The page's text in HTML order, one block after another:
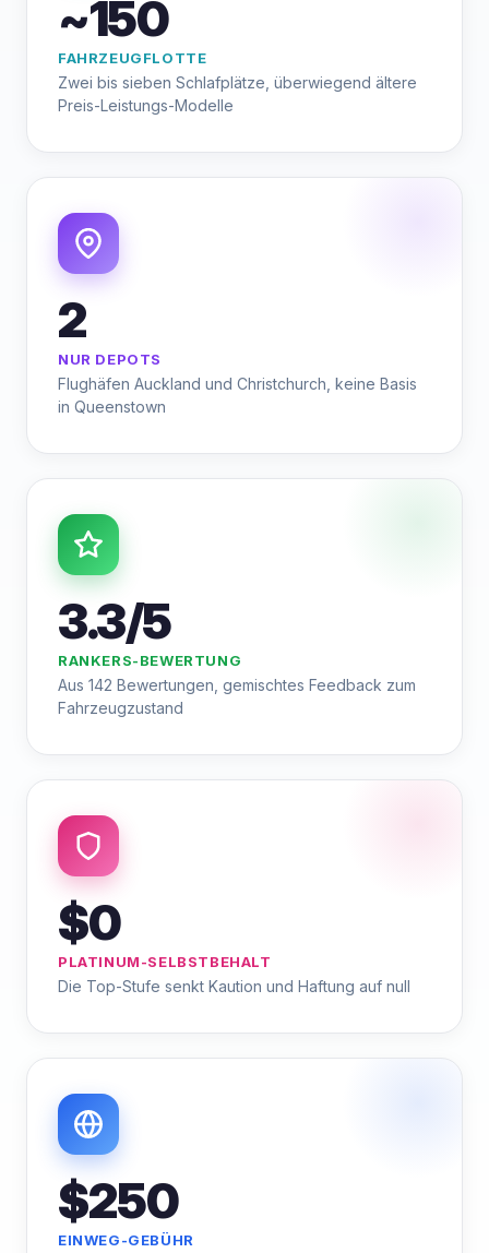
~150
FAHRZEUGFLOTTE
Zwei bis sieben Schlafplätze, überwiegend ältere
Preis-Leistungs-Modelle
2
NUR DEPOTS
Flughäfen Auckland und Christchurch, keine Basis
in Queenstown
3.3/5
RANKERS-BEWERTUNG
Aus 142 Bewertungen, gemischtes Feedback zum
Fahrzeugzustand
$0
PLATINUM-SELBSTBEHALT
Die Top-Stufe senkt Kaution und Haftung auf null
$250
EINWEG-GEBÜHR